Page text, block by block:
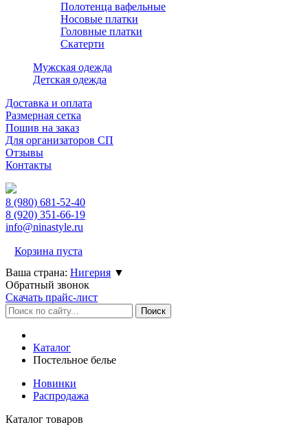
Полотенца вафельные
Носовые платки
Головные платки
Скатерти
Мужская одежда
Детская одежда
Доставка и оплата
Размерная сетка
Пошив на заказ
Для организаторов СП
Отзывы
Контакты
8 (980) 681-52-40
8 (920) 351-66-19
info@ninastyle.ru
Корзина пуста
Ваша страна: Нигерия ▼
Обратный звонок
Скачать прайс-лист
Каталог
Постельное белье
Новинки
Распродажа
Каталог товаров